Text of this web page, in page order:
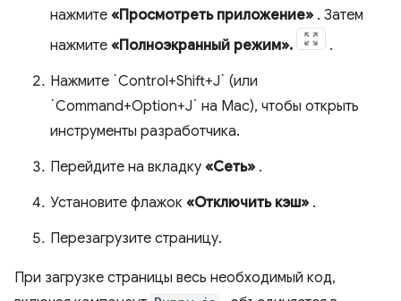
нажмите «Просмотреть приложение» . Затем
нажмите «Полноэкранный режим».
.
Нажмите `Control+Shift+J` (или
`Command+Option+J` на Mac), чтобы открыть
инструменты разработчика.
Перейдите на вкладку «Сеть» .
Установите флажок «Отключить кэш» .
Перезагрузите страницу.
При загрузке страницы весь необходимый код,